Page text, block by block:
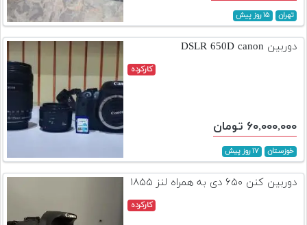
تهران ۱۵ روز پیش
دوربین DSLR 650D canon
کارکرده
۶۰,۰۰۰,۰۰۰ تومان
خوزستان ۱۷ روز پیش
دوربین کنن ۶۵۰ دی به همراه لنز ۱۸۵۵
کارکرده